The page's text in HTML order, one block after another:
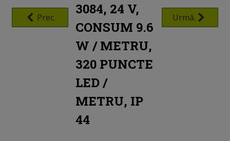
Prec.
3084, 24 V,
CONSUM 9.6
W / METRU,
320 PUNCTE
LED /
METRU, IP
44
Urmă.